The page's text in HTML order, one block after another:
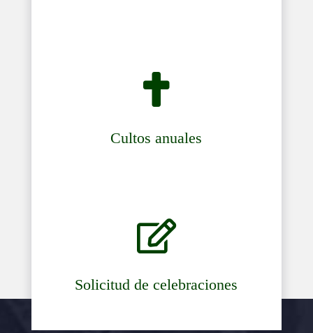

Cultos anuales

Solicitud de celebraciones